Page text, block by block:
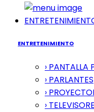
ENTRETENIMIENTO
› PANTALLA
› PARLANTES
›
›